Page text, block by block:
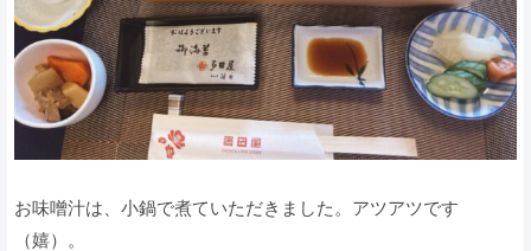
お味噌汁は、小鍋で煮ていただきました。アツアツです
（嬉）。